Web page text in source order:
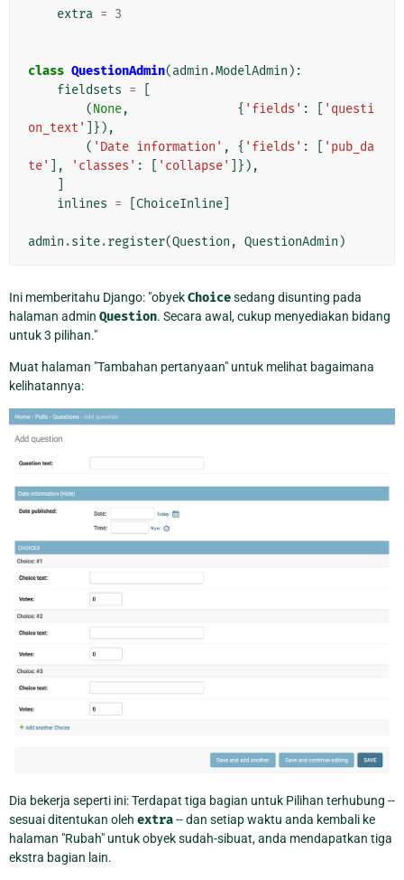
extra = 3
class QuestionAdmin(admin .ModelAdmin ):
fieldsets =
(None, { 'fields' :
'questi
on_text'
]}),
( 'Date information' , { 'fields' :
'pub_da
te'
], 'classes' : 'collapse'
]}),
inlines = ChoiceInline
admin .site.register(Question , QuestionAdmin )
Ini memberitahu Django: "obyekChoicesedang disunting pada
halaman admin Question. Secara awal, cukup menyediakan bidang
untuk 3 pilihan."
Muat halaman "Tambahan pertanyaan" untuk melihat bagaimana
kelihatannya:
Dia bekerja seperti ini: Terdapat tiga bagian untuk Pilihan terhubung --
sesuai ditentukan oleh extra-- dan setiap waktu anda kembali ke
halaman "Rubah" untuk obyek sudah-sibuat, anda mendapatkan tiga
ekstra bagian lain.